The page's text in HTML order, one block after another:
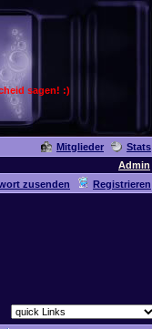
sagen! :)
Mitglieder
Stats
Admin
zusenden Registrieren